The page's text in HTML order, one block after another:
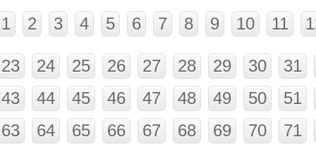
1 2 3 4 5 6 7 8 9 10 11
23 24 25 26 27 28 29 30
31
43
44 45 46 47 48 49 50
51
63
64 65 66 67 68 69 70
71